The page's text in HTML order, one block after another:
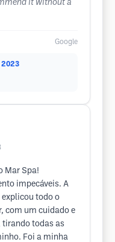
it without a
Google
2023
Mar Spa!
impecáveis. A
explicou todo o
com um cuidado e
tirando todas as
Foi a minha